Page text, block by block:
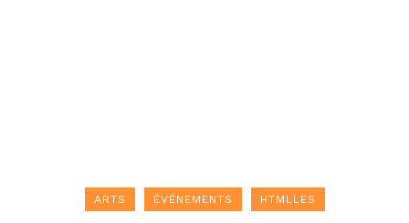
ARTS ÉVÉNEMENTS HTMLLES